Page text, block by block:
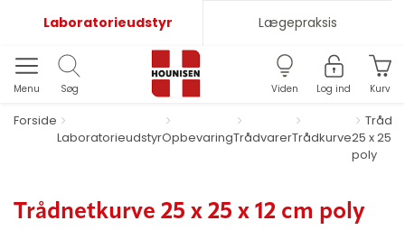
Laboratorieudstyr Lægepraksis
Menu Søg Viden Log ind Kurv
Forside
LaboratorieudstyrOpbevaringTrådvarerTrådkurve25 x 25 x
poly
Trådnetkurve 25 x 25 x 12 cm poly